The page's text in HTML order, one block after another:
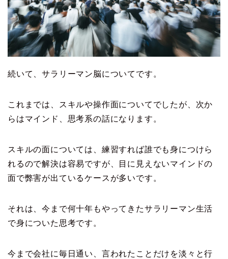
続いて、サラリーマン脳についてです。
これまでは、スキルや操作面についてでしたが、次か
らはマインド、思考系の話になります。
スキルの面については、練習すれば誰でも身につけら
れるので解決は容易ですが、目に見えないマインドの
面で弊害が出ているケースが多いです。
それは、今まで何十年もやってきたサラリーマン生活
で身についた思考です。
今まで会社に毎日通い、言われたことだけを淡々と行